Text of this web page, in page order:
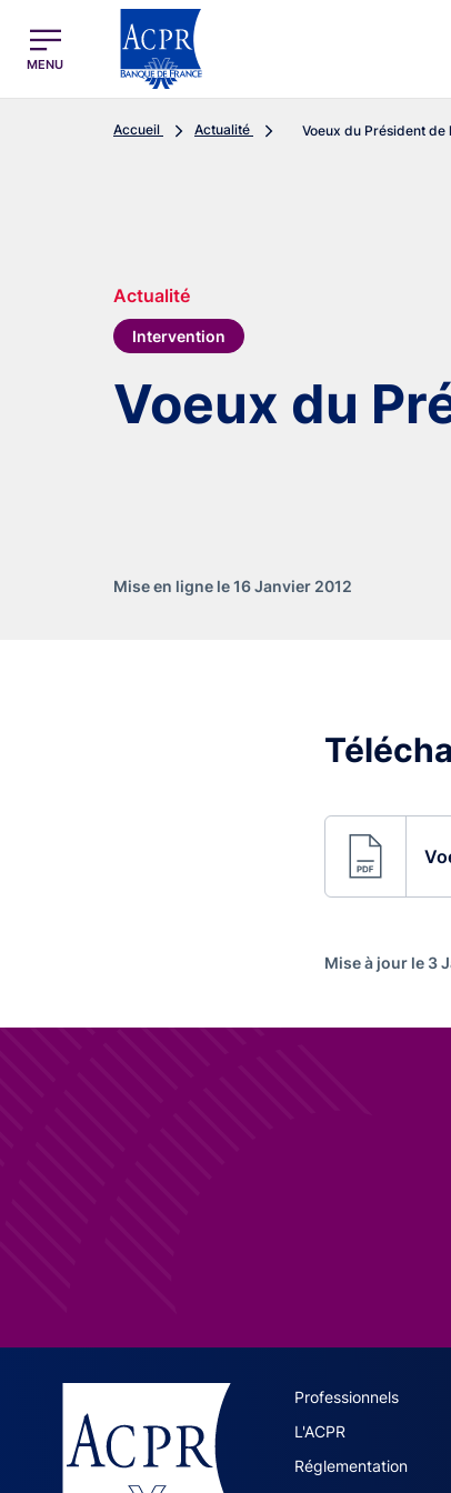
ACPR Menu Principal (French)
MENU
Accueil Actualité Voeux du Président de
Actualité
Intervention
Voeux du
Mise en ligne le 16 Janvier 2012
Mise à jour le 3
ACPR
Professionnels
L'ACPR
Réglementation